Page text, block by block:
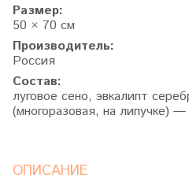
Размер:
50 × 70 см
Производитель:
Россия
Состав:
луговое сено, эвкалипт
(многоразовая, на липучке) —
ОПИСАНИЕ